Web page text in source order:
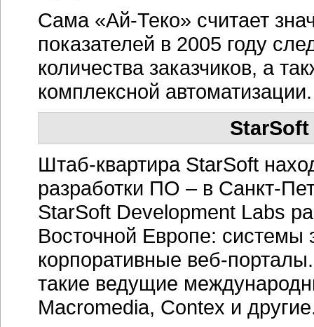
Сама «Ай-Теко» считает
показателей в 2005 году
количества заказчиков, а
комплексной автоматизации.
Штаб-квартира StarSoft
разработки ПО – в Санкт-
StarSoft Development Labs
Восточной Европе: системы
корпоративные веб-
такие ведущие
Macromedia, Contex и